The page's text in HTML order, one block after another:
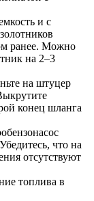
и с
ранее. Можно
на 2–3
на штуцер
конец шланга
что на
отсутствуют
топлива в